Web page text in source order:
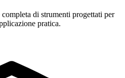
di strumenti progettati per
pratica.